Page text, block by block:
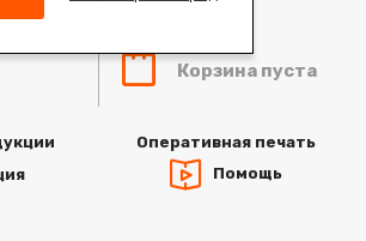
Корзина пуста
Оперативная печать
Помощь